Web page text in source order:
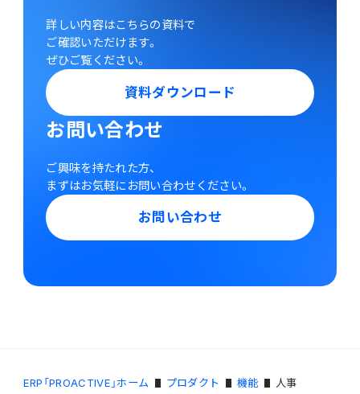
詳しい内容はこちらの資料で
ご確認いただけます。
ぜひご覧ください。
資料ダウンロード
お問い合わせ
ご興味を持たれた方、
まずはお気軽にお問い合わせください。
お問い合わせ
ERP「PROACTIVE」ホーム プロダクト 機能 人事